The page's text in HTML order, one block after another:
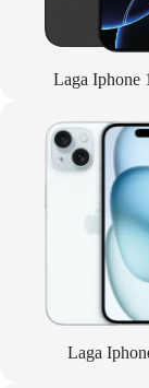
Laga Iphone
Laga